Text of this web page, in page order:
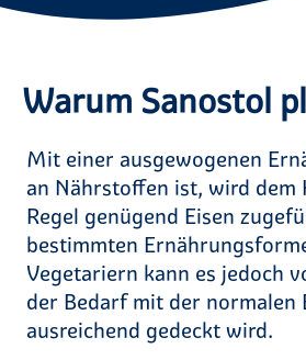
Warum Sanostol
Mit einer ausgewogenen
an Nährstoffen ist, wird dem
Regel genügend Eisen
bestimmten
Vegetariern kann es jedoch
der Bedarf mit der normalen
ausreichend gedeckt wird.